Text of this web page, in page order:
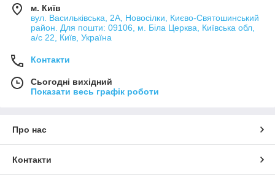
м. Київ
вул. Васильківська, 2А, Новосілки, Києво-Святошинський
район. Для пошти: 09106, м. Біла Церква, Київська обл,
а/с 22, Київ, Україна
Контакти
Сьогодні вихідний
Показати весь графік роботи
Про нас
Контакти